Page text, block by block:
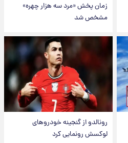
زمان پخش «مرد سه هزار چهره»
مشخص شد
رونالدو از گنجینه خودروهای
لوکسش رونمایی کرد